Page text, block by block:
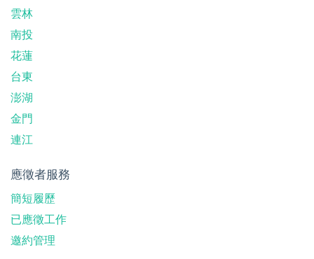
雲林
南投
花蓮
台東
澎湖
金門
連江
應徵者服務
簡短履歷
已應徵工作
邀約管理